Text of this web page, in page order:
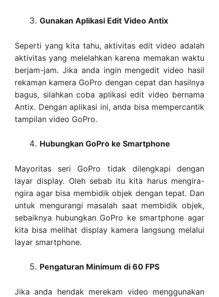
Gunakan Aplikasi Edit Video Antix
Seperti yang kita tahu, aktivitas edit video adalah
aktivitas yang melelahkan karena memakan waktu
berjam-jam. Jika anda ingin mengedit video hasil
rekaman kamera GoPro dengan cepat dan hasilnya
bagus, silahkan coba aplikasi edit video bernama
Antix. Dengan aplikasi ini, anda bisa mempercantik
tampilan video GoPro.
Hubungkan GoPro ke Smartphone
Mayoritas seri GoPro tidak dilengkapi dengan
layar display. Oleh sebab itu kita harus mengira-
ngira agar bisa membidik objek dengan tepat. Dan
untuk mengurangi masalah saat membidik objek,
sebaiknya hubungkan GoPro ke smartphone agar
kita bisa melihat display kamera langsung melalui
layar smartphone.
Pengaturan Minimum di 60 FPS
Jika anda hendak merekam video menggunakan